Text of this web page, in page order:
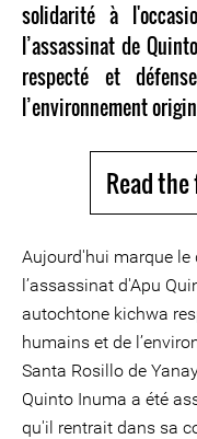
solidarité à
l’assassinat de
respecté et
l’environnement
Read
Aujourd'hui marque le
l’assassinat d'Apu
autochtone kichwa
humains et de
Santa Rosillo de
Quinto Inuma a été
qu'il rentrait dans sa